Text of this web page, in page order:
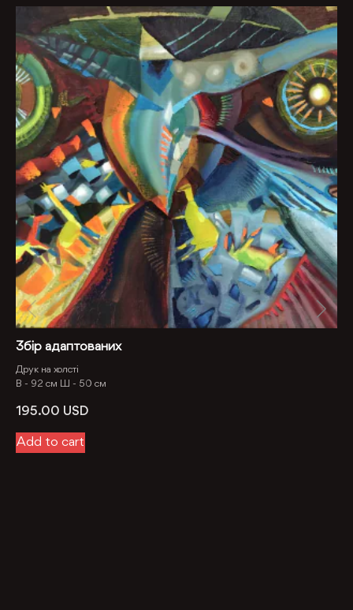
Збір адаптованих
Друк на холсті
В - 92 см Ш - 50 см
195.00 USD
Add to cart